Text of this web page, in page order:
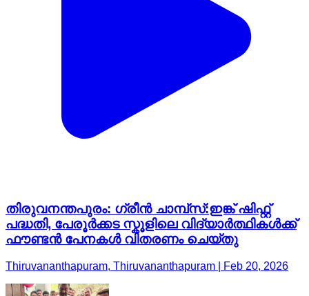
തിരുവനന്തപുരം: ഗ്രീന്‍ ചാമ്പ്സ്:ഇങ്ക് ഷിഫ്റ്റ്
പദ്ധതി, പേരൂർക്കട സ്കൂളിലെ വിദ്യാർത്ഥികൾക്ക്
ഫൗണ്ടന്‍ പേനകൾ വിതരണം ചെയ്തു
Thiruvananthapuram, Thiruvananthapuram | Feb 20, 2026